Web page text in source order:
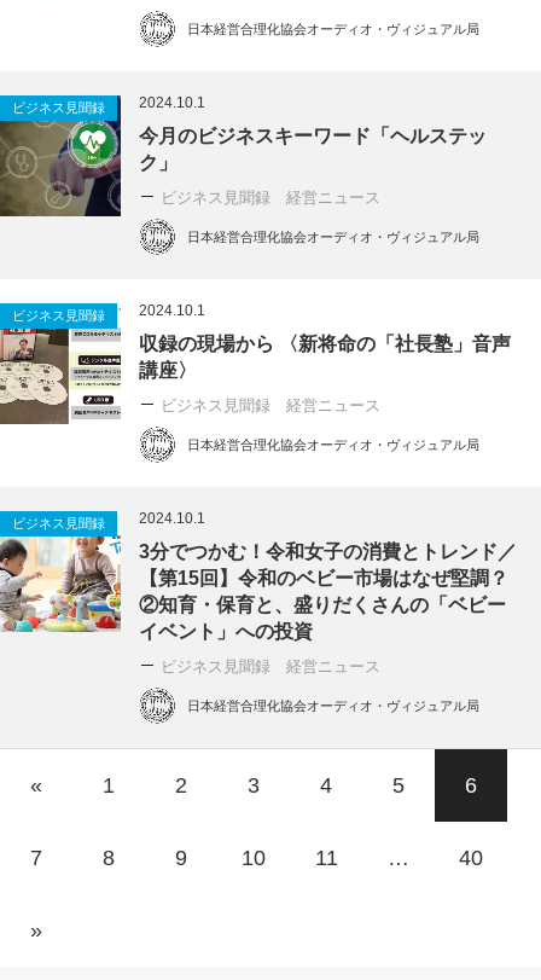
日本経営合理化協会オーディオ・ヴィジュアル局
ビジネス見聞録 2024.10.1
今月のビジネスキーワード「ヘルステッ
ク」
ビジネス見聞録 経営ニュース
日本経営合理化協会オーディオ・ヴィジュアル局
ビジネス見聞録 2024.10.1
収録の現場から 〈新将命の「社長塾」音声
講座〉
ビジネス見聞録 経営ニュース
日本経営合理化協会オーディオ・ヴィジュアル局
ビジネス見聞録 2024.10.1
3分でつかむ！令和女子の消費とトレンド／
【第15回】令和のベビー市場はなぜ堅調？
②知育・保育と、盛りだくさんの「ベビー
イベント」への投資
ビジネス見聞録 経営ニュース
日本経営合理化協会オーディオ・ヴィジュアル局
« 1 2 3 4 5 6
7 8 9 10 11 … 40
»